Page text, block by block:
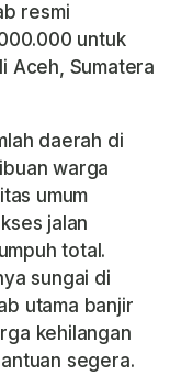
resmi
untuk
Aceh, Sumatera
daerah di
warga
umum
jalan
total.
sungai di
utama banjir
kehilangan
segera.